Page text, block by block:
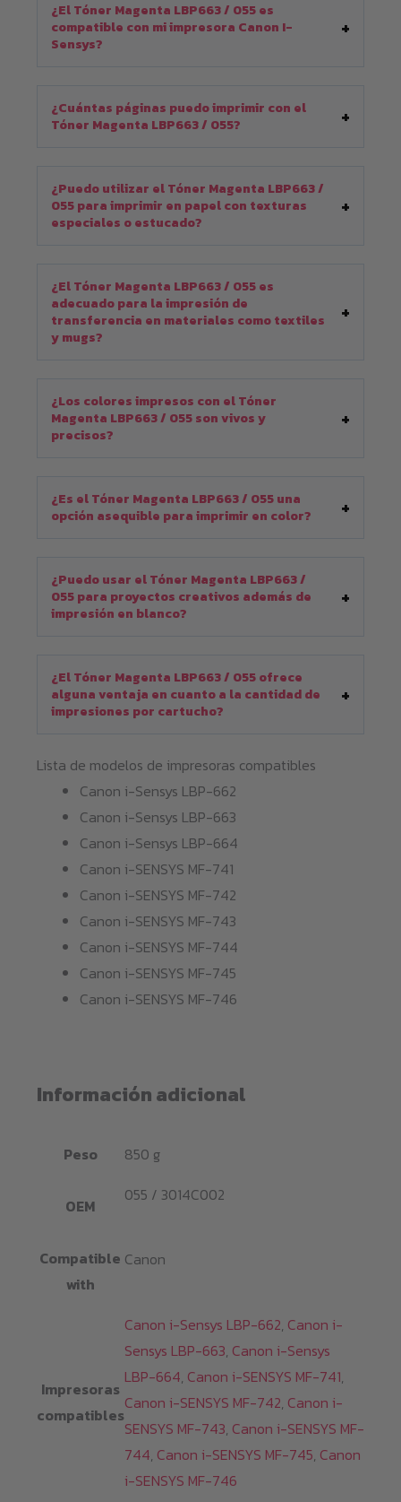
¿El Tóner Magenta LBP663 / 055 es
compatible con mi impresora Canon I-
Sensys?
¿Cuántas páginas puedo imprimir con el
Tóner Magenta LBP663 / 055?
¿Puedo utilizar el Tóner Magenta LBP663 /
055 para imprimir en papel con texturas
especiales o estucado?
¿El Tóner Magenta LBP663 / 055 es
adecuado para la impresión de
transferencia en materiales como textiles
y mugs?
¿Los colores impresos con el Tóner
Magenta LBP663 / 055 son vivos y
precisos?
¿Es el Tóner Magenta LBP663 / 055 una
opción asequible para imprimir en color?
¿Puedo usar el Tóner Magenta LBP663 /
055 para proyectos creativos además de
impresión en blanco?
¿El Tóner Magenta LBP663 / 055 ofrece
alguna ventaja en cuanto a la cantidad de
impresiones por cartucho?
Lista de modelos de impresoras compatibles
Canon i-Sensys LBP-662
Canon i-Sensys LBP-663
Canon i-Sensys LBP-664
Canon i-SENSYS MF-741
Canon i-SENSYS MF-742
Canon i-SENSYS MF-743
Canon i-SENSYS MF-744
Canon i-SENSYS MF-745
Canon i-SENSYS MF-746
Información adicional
Peso 850 g
OEM
055 / 3014C002
Compatible
with
Canon
Impresoras
compatibles
Canon i-Sensys LBP-662, Canon i-
Sensys LBP-663, Canon i-Sensys
LBP-664, Canon i-SENSYS MF-741,
Canon i-SENSYS MF-742, Canon i-
SENSYS MF-743, Canon i-SENSYS MF-
744, Canon i-SENSYS MF-745, Canon
i-SENSYS MF-746